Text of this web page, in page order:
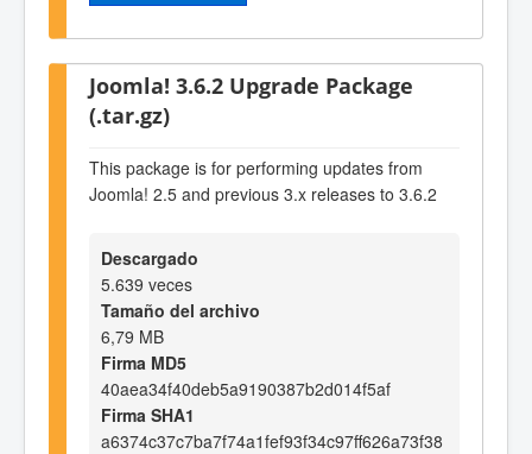
Joomla! 3.6.2 Upgrade Package
(.tar.gz)
This package is for performing updates from
Joomla! 2.5 and previous 3.x releases to 3.6.2
Descargado
5.639 veces
Tamaño del archivo
6,79 MB
Firma MD5
40aea34f40deb5a9190387b2d014f5af
Firma SHA1
a6374c37c7ba7f74a1fef93f34c97ff626a73f38